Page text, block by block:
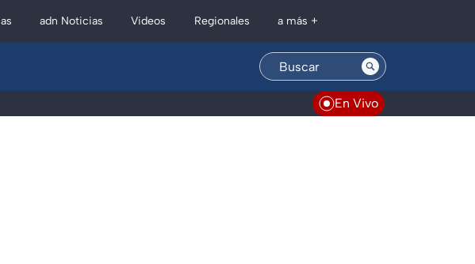
adn Noticias Videos Regionales a más +
En Vivo